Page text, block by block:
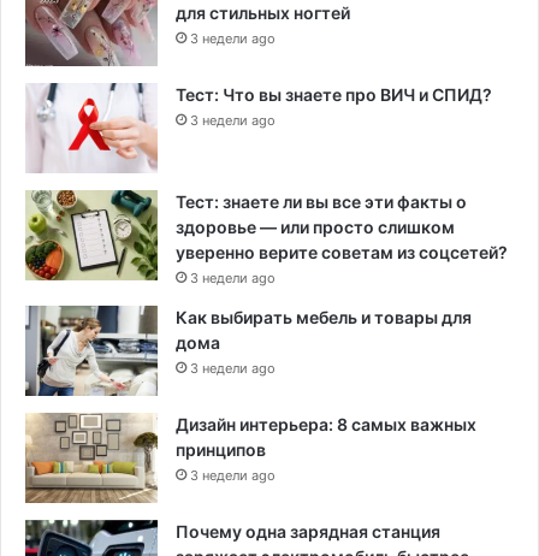
для стильных ногтей
3 недели ago
Тест: Что вы знаете про ВИЧ и СПИД?
3 недели ago
Тест: знаете ли вы все эти факты о
здоровье — или просто слишком
уверенно верите советам из соцсетей?
3 недели ago
Как выбирать мебель и товары для
дома
3 недели ago
Дизайн интерьера: 8 самых важных
принципов
3 недели ago
Почему одна зарядная станция